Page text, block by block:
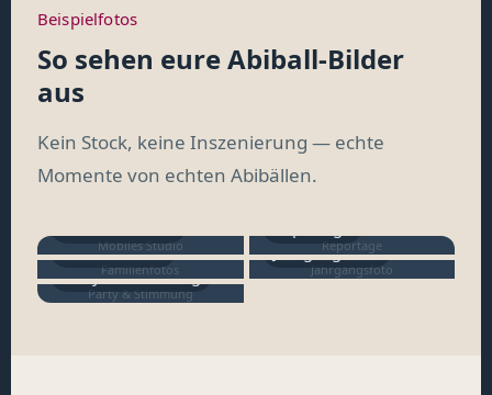
Beispielfotos
So sehen eure Abiball-Bilder
aus
Kein Stock, keine Inszenierung — echte
Momente von echten Abibällen.
Mobiles Studio Reportage
Familienfotos
Familienfotos
Jahrgangsfoto
Jahrgangsfoto
Party & Stimmung
Party & Stimmung